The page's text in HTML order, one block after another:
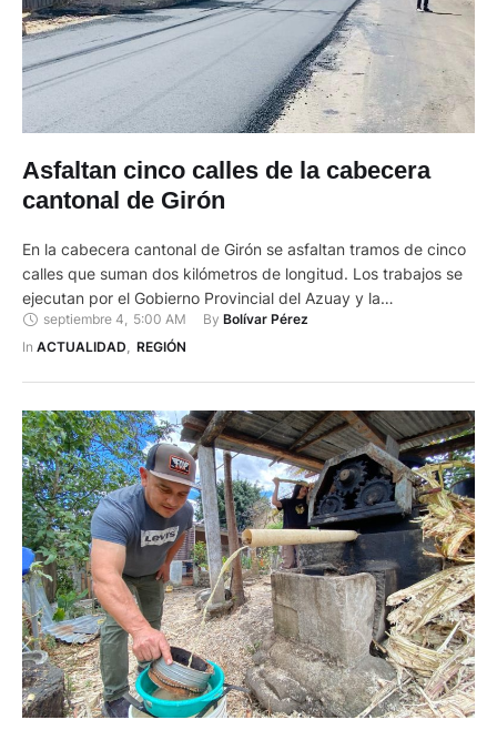
Asfaltan cinco calles de la cabecera
cantonal de Girón
En la cabecera cantonal de Girón se asfaltan tramos de cinco
calles que suman dos kilómetros de longitud. Los trabajos se
ejecutan por el Gobierno Provincial del Azuay y la
Municipalidad local con una inversión de alrededor de
800.OOO dólares. Las calles intervenidas corresponden a:
septiembre 4 5:00 AM By Bolívar Pérez
In ACTUALIDAD, REGIÓN